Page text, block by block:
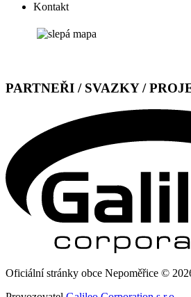
Kontakt
PARTNEŘI / SVAZKY /
Oficiální stránky obce Nepoměřice ©